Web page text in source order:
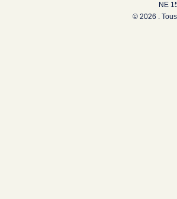
NE
© 2026 .